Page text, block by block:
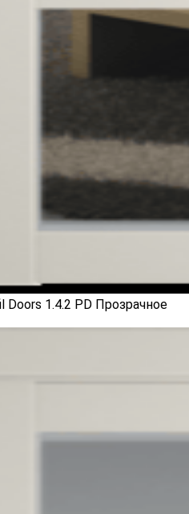
1.4.2 PD Прозрачное